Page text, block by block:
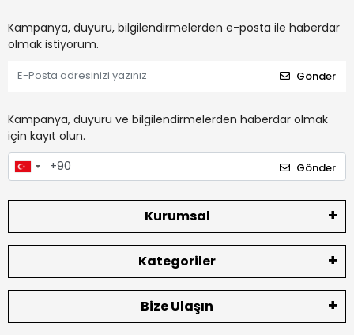
Kampanya, duyuru, bilgilendirmelerden e-posta ile haberdar
olmak istiyorum.
Gönder
Kampanya, duyuru ve bilgilendirmelerden haberdar olmak
için kayıt olun.
Gönder
Kurumsal
Kategoriler
Bize Ulaşın